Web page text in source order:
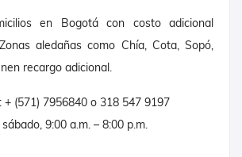
en Bogotá con costo adicional
aledañas como Chía, Cota, Sopó,
recargo adicional.
+ (571) 7956840 o 318 547 9197
9:00 a.m. – 8:00 p.m.